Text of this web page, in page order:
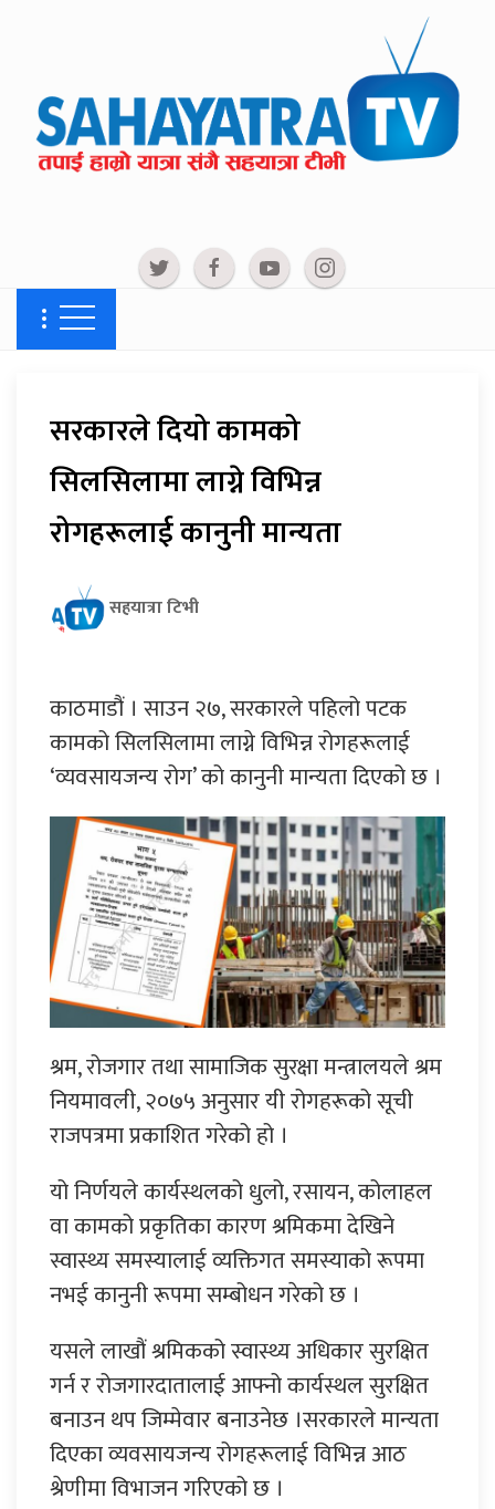
सरकारले दियो कामको
सिलसिलामा लाग्ने विभिन्न
रोगहरूलाई कानुनी मान्यता
सहयात्रा टिभी
काठमाडौं । साउन २७, सरकारले पहिलो पटक
कामको सिलसिलामा लाग्ने विभिन्न रोगहरूलाई
‘व्यवसायजन्य रोग’ को कानुनी मान्यता दिएको छ ।
श्रम, रोजगार तथा सामाजिक सुरक्षा मन्त्रालयले श्रम
नियमावली, २०७५ अनुसार यी रोगहरूको सूची
राजपत्रमा प्रकाशित गरेको हो ।
यो निर्णयले कार्यस्थलको धुलो, रसायन, कोलाहल
वा कामको प्रकृतिका कारण श्रमिकमा देखिने
स्वास्थ्य समस्यालाई व्यक्तिगत समस्याको रूपमा
नभई कानुनी रूपमा सम्बोधन गरेको छ ।
यसले लाखौं श्रमिकको स्वास्थ्य अधिकार सुरक्षित
गर्न र रोजगारदातालाई आफ्नो कार्यस्थल सुरक्षित
बनाउन थप जिम्मेवार बनाउनेछ ।सरकारले मान्यता
दिएका व्यवसायजन्य रोगहरूलाई विभिन्न आठ
श्रेणीमा विभाजन गरिएको छ ।